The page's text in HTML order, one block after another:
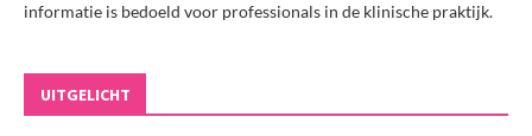
informatie is bedoeld voor professionals in de klinische praktijk.
UITGELICHT